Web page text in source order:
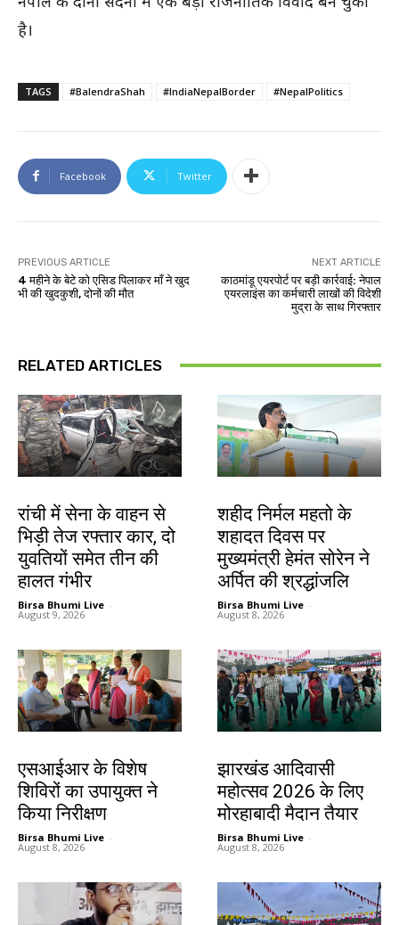
है।
TAGS #BalendraShah #IndiaNepalBorder #NepalPolitics
Facebook Twitter
PREVIOUS ARTICLE
4 महीने के बेटे को एसिड पिलाकर माँ ने खुद
भी की खुदकुशी, दोनों की मौत
NEXT ARTICLE
काठमांडू एयरपोर्ट पर बड़ी कार्रवाई: नेपाल
एयरलाइंस का कर्मचारी लाखों की विदेशी
मुद्रा के साथ गिरफ्तार
RELATED ARTICLES
रांची में सेना के वाहन से
भिड़ी तेज रफ्तार कार, दो
युवतियों समेत तीन की
हालत गंभीर
Birsa Bhumi Live -
August 9, 2026
शहीद निर्मल महतो के
शहादत दिवस पर
मुख्यमंत्री हेमंत सोरेन ने
अर्पित की श्रद्धांजलि
Birsa Bhumi Live -
August 8, 2026
एसआईआर के विशेष
शिविरों का उपायुक्त ने
किया निरीक्षण
Birsa Bhumi Live -
August 8, 2026
झारखंड आदिवासी
महोत्सव 2026 के लिए
मोरहाबादी मैदान तैयार
Birsa Bhumi Live -
August 8, 2026